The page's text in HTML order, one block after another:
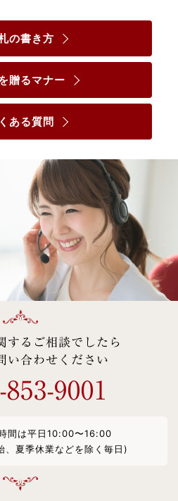
の書き方
贈るマナー
ある質問
するご相談でしたら
い合わせください
853-9001
間は平日10:00〜16:00
、夏季休業などを除く毎日)